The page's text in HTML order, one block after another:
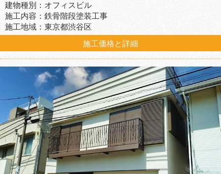
建物種別：オフィスビル
施工内容：鉄骨階段塗装工事
施工地域：東京都渋谷区
施工価格と詳細